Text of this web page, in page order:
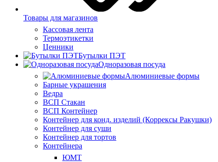
Товары для магазинов
Кассовая лента
Термоэтикетки
Ценники
Бутылки ПЭТ
Одноразовая посуда
Алюминиевые формы
Барные украшения
Ведра
ВСП Стакан
ВСП Контейнер
Контейнер для конд. изделий (Коррексы Ракушки)
Контейнер для суши
Контейнер для тортов
Контейнера
ЮМТ